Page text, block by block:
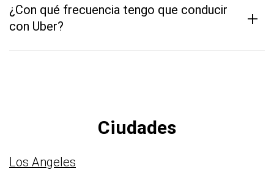
¿Con qué frecuencia tengo que conducir
con Uber?
+
Ciudades
Los Angeles